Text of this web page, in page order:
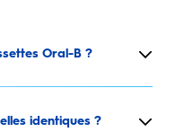
Oral-B ?
identiques ?